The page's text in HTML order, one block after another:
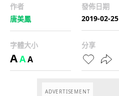
作者
唐美鳳
發佈日期
2019-02-25
字體大小
AAA
分享
ADVERTISEMENT